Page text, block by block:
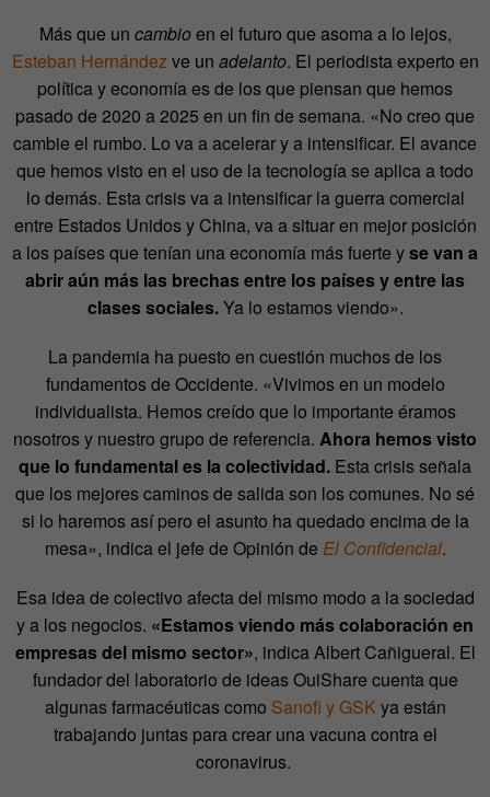
Más que un cambioen el futuro que asoma a lo lejos,
Esteban Hernándezve un adelanto. El periodista experto en
política y economía es de los que piensan que hemos
pasado de 2020 a 2025 en un fin de semana. «No creo que
cambie el rumbo. Lo va a acelerar y a intensificar. El avance
que hemos visto en el uso de la tecnología se aplica a todo
lo demás. Esta crisis va a intensificar la guerra comercial
entre Estados Unidos y China, va a situar en mejor posición
a los países que tenían una economía más fuerte yse van a
abrir aún más las brechas entre los países y entre las
clases sociales.Ya lo estamos viendo».
La pandemia ha puesto en cuestión muchos de los
fundamentos de Occidente. «Vivimos en un modelo
individualista. Hemos creído que lo importante éramos
nosotros y nuestro grupo de referencia. Ahora hemos visto
que lo fundamental es la colectividad. Esta crisis señala
que los mejores caminos de salida son los comunes. No sé
si lo haremos así pero el asunto ha quedado encima de la
mesa», indica el jefe de Opinión de El Confidencial.
Esa idea de colectivo afecta del mismo modo a la sociedad
y a los negocios. «Estamos viendo más colaboración en
empresas del mismo sector», indica Albert Cañigueral. El
fundador del laboratorio de ideas OuiShare cuenta que
algunas farmacéuticas como Sanofi y GSK ya están
trabajando juntas para crear una vacuna contra el
coronavirus.